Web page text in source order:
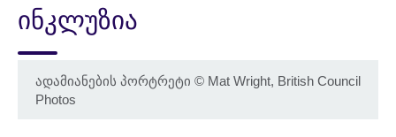
ინკლუზია
ადამიანების პორტრეტი © Mat Wright, British Council
Photos